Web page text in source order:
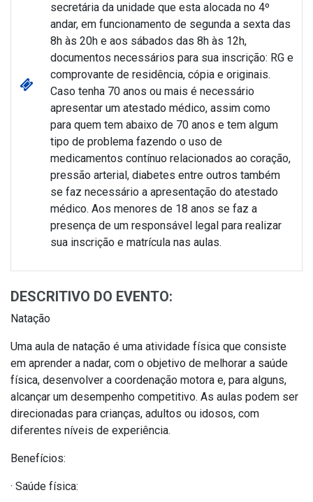
secretária da unidade que esta alocada no 4º
andar, em funcionamento de segunda a sexta das
8h às 20h e aos sábados das 8h às 12h,
documentos necessários para sua inscrição: RG e
comprovante de residência, cópia e originais.
Caso tenha 70 anos ou mais é necessário
apresentar um atestado médico, assim como
para quem tem abaixo de 70 anos e tem algum
tipo de problema fazendo o uso de
medicamentos contínuo relacionados ao coração,
pressão arterial, diabetes entre outros também
se faz necessário a apresentação do atestado
médico. Aos menores de 18 anos se faz a
presença de um responsável legal para realizar
sua inscrição e matrícula nas aulas.
DESCRITIVO DO EVENTO:
Natação
Uma aula de natação é uma atividade física que consiste
em aprender a nadar, com o objetivo de melhorar a saúde
física, desenvolver a coordenação motora e, para alguns,
alcançar um desempenho competitivo. As aulas podem ser
direcionadas para crianças, adultos ou idosos, com
diferentes níveis de experiência.
Benefícios:
· Saúde física: